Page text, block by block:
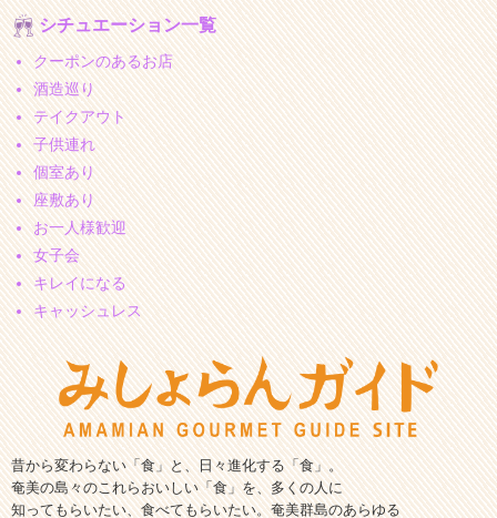
シチュエーション一覧
クーポンのあるお店
酒造巡り
テイクアウト
子供連れ
個室あり
座敷あり
お一人様歓迎
女子会
キレイになる
キャッシュレス
昔から変わらない「食」と、日々進化する「食」。
奄美の島々のこれらおいしい「食」を、多くの人に
知ってもらいたい、食べてもらいたい。奄美群島のあらゆる